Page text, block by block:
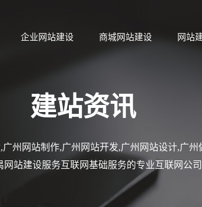
企业网站建设 商城网站建设 网站
建站资讯
州网站制作,广州网站开发,广州网站设计,广
网站建设服务互联网基础服务的专业互联网公司